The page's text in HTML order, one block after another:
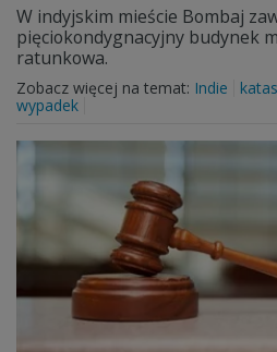
W indyjskim mieście Bombaj
pięciokondygnacyjny budynek
ratunkowa.
Zobacz więcej na temat: Indie
wypadek